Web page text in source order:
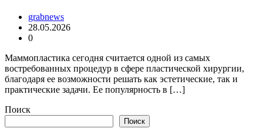
grabnews
28.05.2026
0
Маммопластика сегодня считается одной из самых
востребованных процедур в сфере пластической хирургии,
благодаря ее возможности решать как эстетические, так и
практические задачи. Ее популярность в […]
Поиск
Поиск